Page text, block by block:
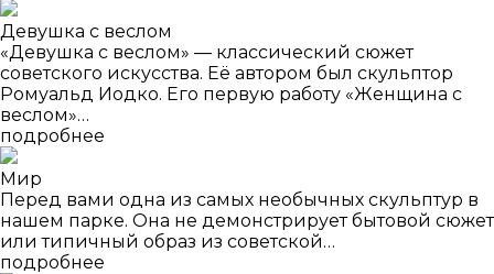
Девушка с веслом
«Девушка с веслом» — классический сюжет
советского искусства. Её автором был скульптор
Ромуальд Иодко. Его первую работу «Женщина с
веслом»…
подробнее
Мир
Перед вами одна из самых необычных скульптур в
нашем парке. Она не демонстрирует бытовой сюжет
или типичный образ из советской…
подробнее